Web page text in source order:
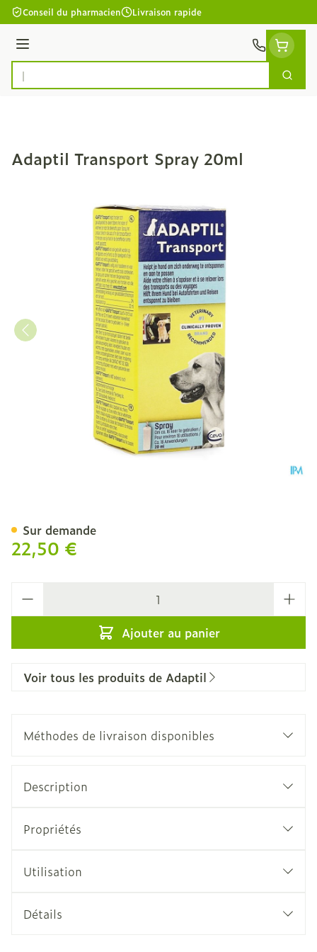
Aller au contenu
Conseil du pharmacien Livraison rapide
Menu
Rechercher
Adaptil Transport Spray 20ml
22,50 €
Ajouter au panier
Sur demande
Voir tous les produits de Adaptil
Méthodes de livraison disponibles
Description
Propriétés
Utilisation
Détails